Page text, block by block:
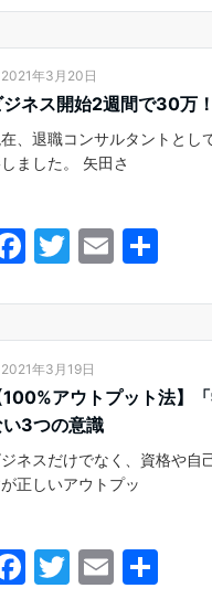
c
e
b
o
o
itt
er
ai
l
2021年3月20日
ジネス開始2週間で30万
、退職コンサルタントとし
ました。 矢田さ
F
c
e
b
o
o
k
T
itt
er
E
ai
l
共
2021年3月19日
100%アウトプット法】
3つの意識
ジネスだけでなく、資格や自
正しいアウトプッ
F T E 共